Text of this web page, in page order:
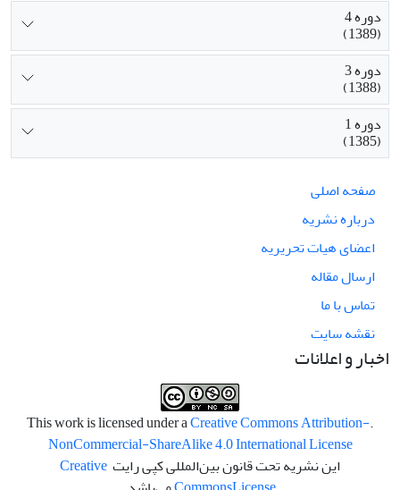
دوره 4
(1389)
دوره 3
(1388)
دوره 1
(1385)
صفحه اصلی
درباره نشریه
اعضای هیات تحریریه
ارسال مقاله
تماس با ما
نقشه سایت
اخبار و اعلانات
.This work is licensed under a
Creative Commons Attribution-
NonCommercial-ShareAlike 4.0 International License
این نشریه تحت قانون بین‌المللی کپی رایت Creative